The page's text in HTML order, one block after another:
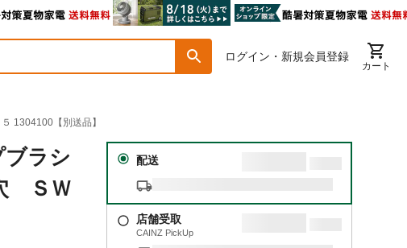
ログイン・新規会員登録
カート
1304100【別送品】
ブラシ
ＳＷ
配送
店舗受取
CAINZ PickUp